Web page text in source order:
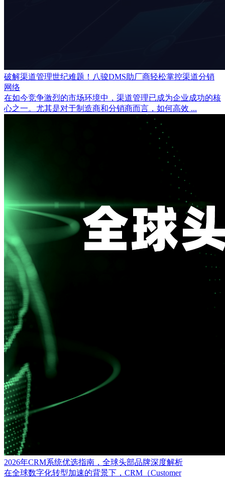
破解渠道管理世纪难题！八骏DMS助厂商轻松掌控渠道分销
网络
在如今竞争激烈的市场环境中，渠道管理已成为企业成功的核
心之一。尤其是对于制造商和分销商而言，如何高效 ...
2026年CRM系统优选指南，全球头部品牌深度解析
在全球数字化转型加速的背景下，CRM（Customer